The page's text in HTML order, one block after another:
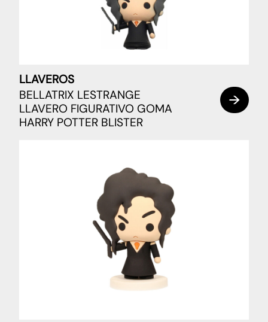
LLAVEROS
BELLATRIX LESTRANGE
LLAVERO FIGURATIVO GOMA
HARRY POTTER BLISTER